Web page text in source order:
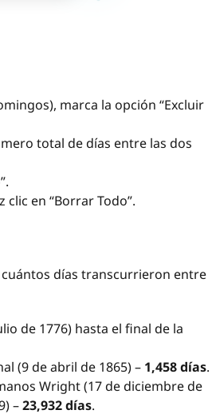
marca la opción “Excluir
total de días entre las dos
en “Borrar Todo”.
días transcurrieron entre
de 1776) hasta el final de la
(9 de abril de 1865) – 1,458 días.
Wright (17 de diciembre de
–23,932 días.